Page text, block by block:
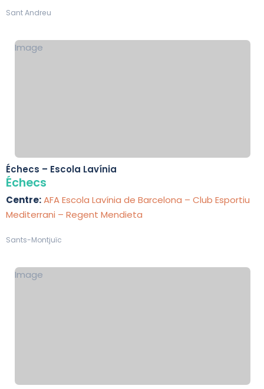
Sant Andreu
Image
Échecs – Escola Lavínia
Échecs
Centre:AFA Escola Lavínia de Barcelona – Club Esportiu
Mediterrani – Regent Mendieta
Sants-Montjuïc
Image